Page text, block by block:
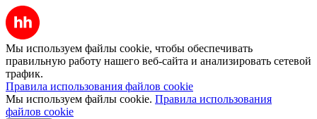
Мы используем файлы cookie, чтобы обеспечивать
правильную работу нашего веб-сайта и анализировать сетевой
трафик.
Правила использования файлов cookie
Мы используем файлы cookie. Правила использования
файлов cookie